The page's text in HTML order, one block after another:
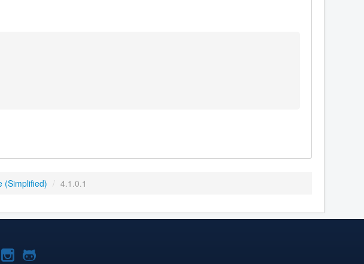
(Simplified) / 4.1.0.1
Joomla!Joomla!